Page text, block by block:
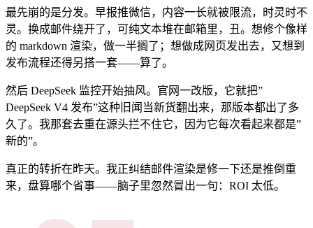
最先崩的是分发。早报推微信，内容一长就被限流，时灵时不
灵。换成邮件绕开了，可纯文本堆在邮箱里，丑。想修个像样
的 markdown 渲染，做一半搁了；想做成网页发出去，又想到
发布流程还得另搭一套——算了。
然后 DeepSeek 监控开始抽风。官网一改版，它就把”
DeepSeek V4 发布”这种旧闻当新货翻出来，那版本都出了多
久了。我那套去重在源头拦不住它，因为它每次看起来都是”
新的”。
真正的转折在昨天。我正纠结邮件渲染是修一下还是推倒重
来，盘算哪个省事——脑子里忽然冒出一句：ROI 太低。